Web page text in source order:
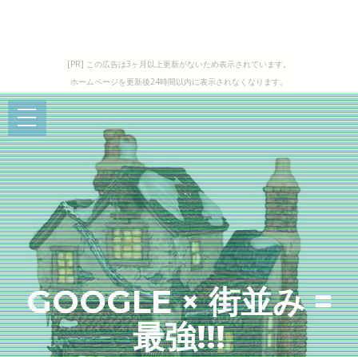
[PR] この広告は3ヶ月以上更新がないため表示されています。
ホームページを更新後24時間以内に表示されなくなります。
GOOGLE × 街並み =
最強!!!